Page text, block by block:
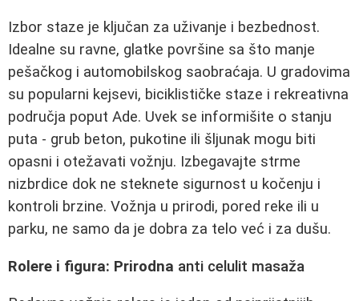
Izbor staze je ključan za uživanje i bezbednost.
Idealne su ravne, glatke površine sa što manje
pešačkog i automobilskog saobraćaja. U gradovima
su popularni kejsevi, biciklističke staze i rekreativna
područja poput Ade. Uvek se informišite o stanju
puta - grub beton, pukotine ili šljunak mogu biti
opasni i otežavati vožnju. Izbegavajte strme
nizbrdice dok ne steknete sigurnost u kočenju i
kontroli brzine. Vožnja u prirodi, pored reke ili u
parku, ne samo da je dobra za telo već i za dušu.
Rolere i figura: Prirodna anti celulit masaža